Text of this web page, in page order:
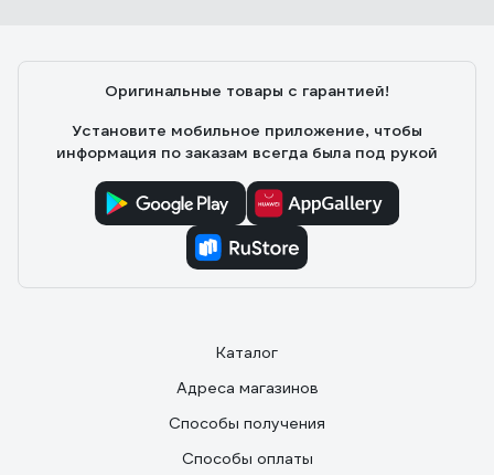
Оригинальные товары с гарантией!
Установите мобильное приложение, чтобы
информация по заказам всегда была под рукой
Каталог
Адреса магазинов
Способы получения
Способы оплаты